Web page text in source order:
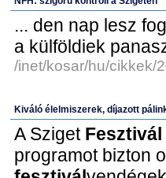
... den nap lesz
a külföldiek
/inet/kosar/hu/cikkek/
Kiváló élelmiszerek, díjazott
A Sziget Fesztivál
programot bizton